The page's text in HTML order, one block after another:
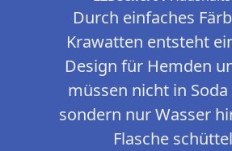
Durch einfaches
Krawatten entsteht
Design für Hemden
müssen nicht in
sondern nur Wasser
Flasche